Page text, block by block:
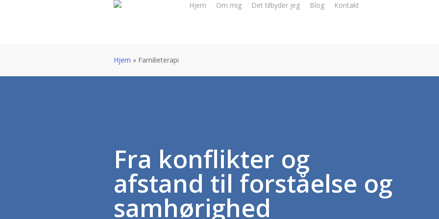
Hjem Om mig Det tilbyder jeg Blog Kontakt
Hjem » Familieterapi
Fra konflikter og
afstand til forståelse og
samhørighed